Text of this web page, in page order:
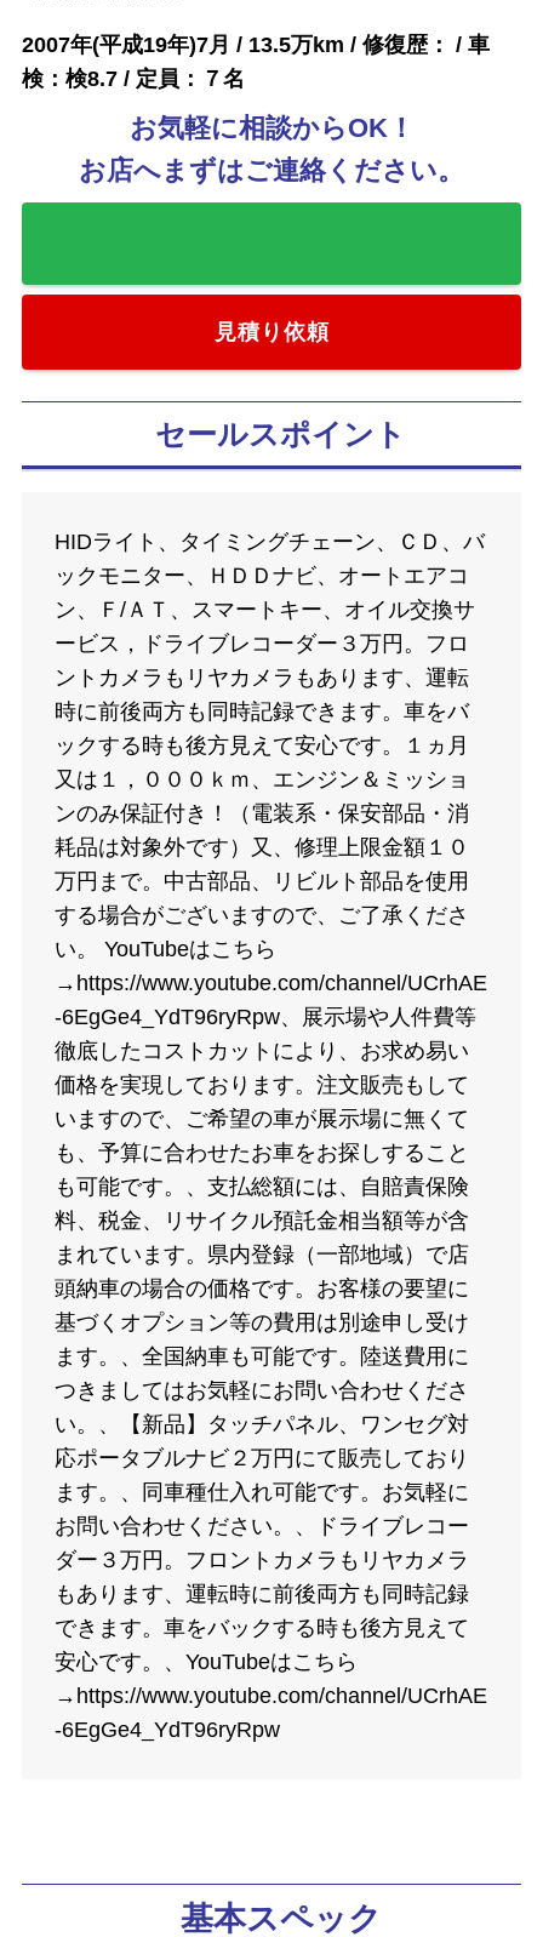
2007年(平成19年)7月 / 13.5万km / 修復歴： / 車
検：検8.7 / 定員：７名
お気軽に相談からOK！
お店へまずはご連絡ください。
見積り依頼
セールスポイント
HIDライト、タイミングチェーン、ＣＤ、バ
ックモニター、ＨＤＤナビ、オートエアコ
ン、Ｆ/ＡＴ、スマートキー、オイル交換サ
ービス，ドライブレコーダー３万円。フロ
ントカメラもリヤカメラもあります、運転
時に前後両方も同時記録できます。車をバ
ックする時も後方見えて安心です。１ヵ月
又は１，０００ｋｍ、エンジン＆ミッショ
ンのみ保証付き！（電装系・保安部品・消
耗品は対象外です）又、修理上限金額１０
万円まで。中古部品、リビルト部品を使用
する場合がございますので、ご了承くださ
い。 YouTubeはこちら
→https://www.youtube.com/channel/UCrhAE
-6EgGe4_YdT96ryRpw、展示場や人件費等
徹底したコストカットにより、お求め易い
価格を実現しております。注文販売もして
いますので、ご希望の車が展示場に無くて
も、予算に合わせたお車をお探しすること
も可能です。、支払総額には、自賠責保険
料、税金、リサイクル預託金相当額等が含
まれています。県内登録（一部地域）で店
頭納車の場合の価格です。お客様の要望に
基づくオプション等の費用は別途申し受け
ます。、全国納車も可能です。陸送費用に
つきましてはお気軽にお問い合わせくださ
い。、【新品】タッチパネル、ワンセグ対
応ポータブルナビ２万円にて販売しており
ます。、同車種仕入れ可能です。お気軽に
お問い合わせください。、ドライブレコー
ダー３万円。フロントカメラもリヤカメラ
もあります、運転時に前後両方も同時記録
できます。車をバックする時も後方見えて
安心です。、YouTubeはこちら
→https://www.youtube.com/channel/UCrhAE
-6EgGe4_YdT96ryRpw
基本スペック